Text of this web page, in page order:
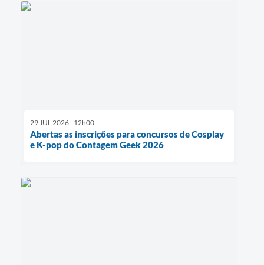
29 JUL 2026 - 12h00
Abertas as inscrições para concursos de Cosplay
e K-pop do Contagem Geek 2026